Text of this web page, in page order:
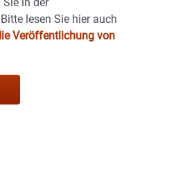
Sie in der
Bitte lesen Sie hier auch
Veröffentlichung von